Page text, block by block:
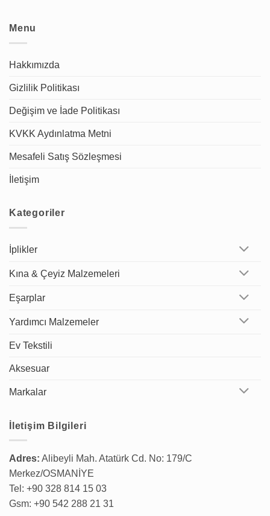
Menu
Hakkımızda
Gizlilik Politikası
Değişim ve İade Politikası
KVKK Aydınlatma Metni
Mesafeli Satış Sözleşmesi
İletişim
Kategoriler
İplikler
Kına & Çeyiz Malzemeleri
Eşarplar
Yardımcı Malzemeler
Ev Tekstili
Aksesuar
Markalar
İletişim Bilgileri
Adres: Alibeyli Mah. Atatürk Cd. No: 179/C
Merkez/OSMANİYE
Tel: +90 328 814 15 03
Gsm: +90 542 288 21 31